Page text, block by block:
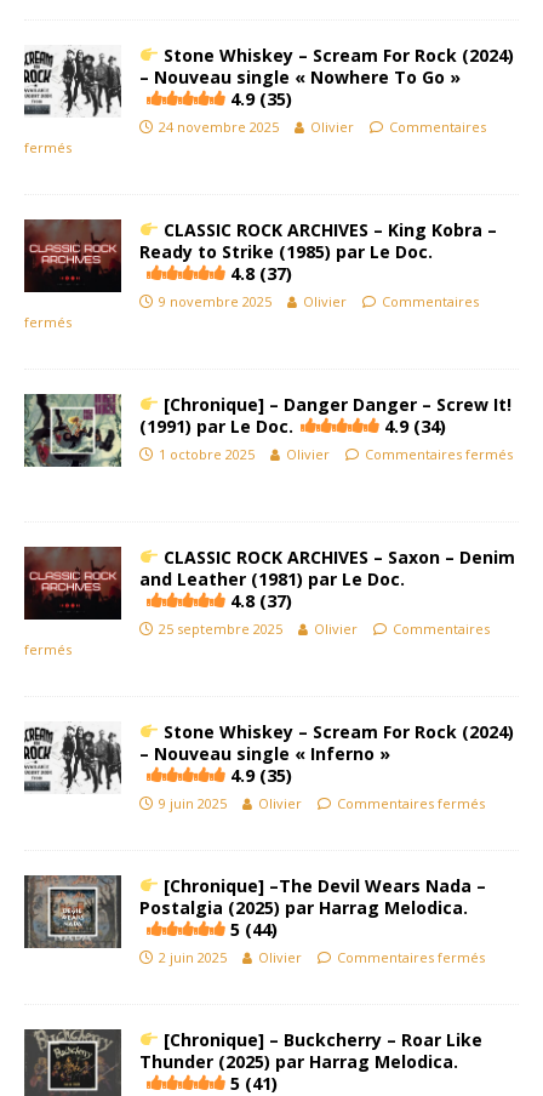
Stone Whiskey – Scream For Rock (2024)
– Nouveau single « Nowhere To Go »
4.9 (35)
24 novembre 2025 Olivier
Commentaires
fermés
CLASSIC ROCK ARCHIVES – King Kobra –
Ready to Strike (1985) par Le Doc.
4.8 (37)
9 novembre 2025 Olivier
Commentaires
fermés
[Chronique] – Danger Danger – Screw It!
(1991) par Le Doc.
4.9 (34)
1 octobre 2025 Olivier Commentaires fermés
CLASSIC ROCK ARCHIVES – Saxon – Denim
and Leather (1981) par Le Doc.
4.8 (37)
25 septembre 2025 Olivier
Commentaires
fermés
Stone Whiskey – Scream For Rock (2024)
– Nouveau single « Inferno »
4.9 (35)
9 juin 2025 Olivier Commentaires fermés
[Chronique] –The Devil Wears Nada –
Postalgia (2025) par Harrag Melodica.
5 (44)
2 juin 2025 Olivier Commentaires fermés
[Chronique] – Buckcherry – Roar Like
Thunder (2025) par Harrag Melodica.
5 (41)